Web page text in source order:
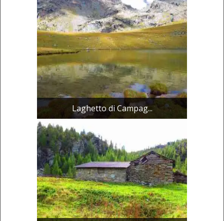
Laghetto di Campag...